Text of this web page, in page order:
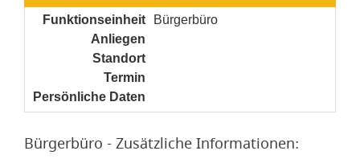
Funktionseinheit
Bürgerbüro
Anliegen
Standort
Termin
Persönliche Daten
Bürgerbüro - Zusätzliche Informationen: